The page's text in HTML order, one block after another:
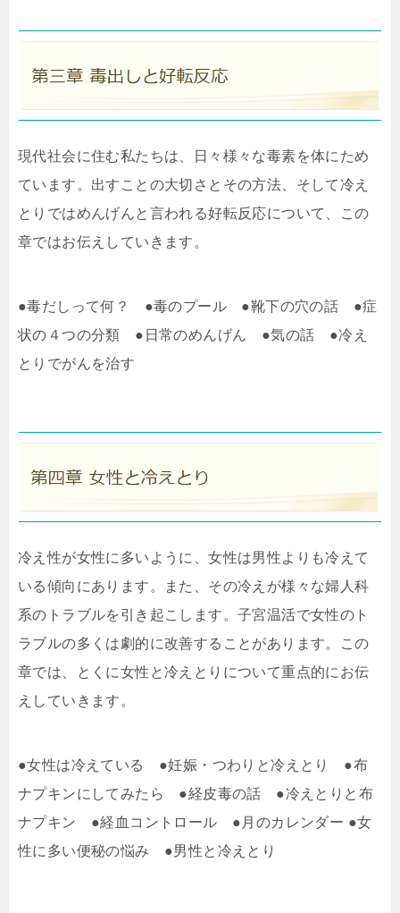
現代社会に住む私たちは、日々様々な毒素を体にため
ています。出すことの大切さとその方法、そして冷え
とりではめんげんと言われる好転反応について、この
章ではお伝えしていきます。
●毒だしって何？ ●毒のプール ●靴下の穴の話 ●症
状の４つの分類 ●日常のめんげん ●気の話 ●冷え
とりでがんを治す
冷え性が女性に多いように、女性は男性よりも冷えて
いる傾向にあります。また、その冷えが様々な婦人科
系のトラブルを引き起こします。子宮温活で女性のト
ラブルの多くは劇的に改善することがあります。この
章では、とくに女性と冷えとりについて重点的にお伝
えしていきます。
●女性は冷えている ●妊娠・つわりと冷えとり ●布
ナプキンにしてみたら ●経皮毒の話 ●冷えとりと布
ナプキン ●経血コントロール ●月のカレンダー ●女
性に多い便秘の悩み ●男性と冷えとり